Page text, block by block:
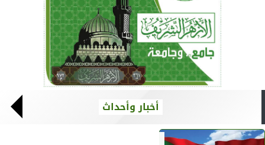
أخبار وأحداث